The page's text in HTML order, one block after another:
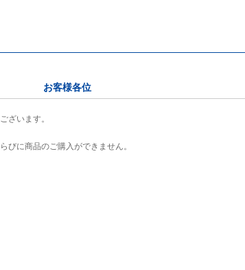
お客様各位
ざいます。
びに商品のご購入ができません。